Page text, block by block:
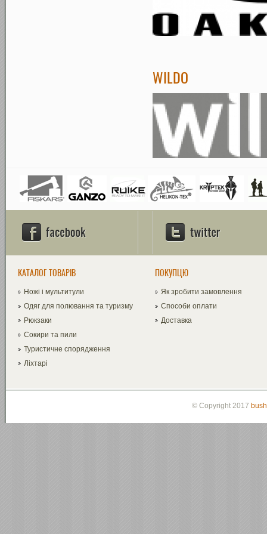
WILDO
КАТАЛОГ ТОВАРІВ
Ножі і мультитули
Одяг для полювання та туризму
Рюкзаки
Сокири та пили
Туристичне спорядження
Ліхтарі
ПОКУПЦЮ
Як зробити замовлення
Способи оплати
Доставка
© Copyright 2017